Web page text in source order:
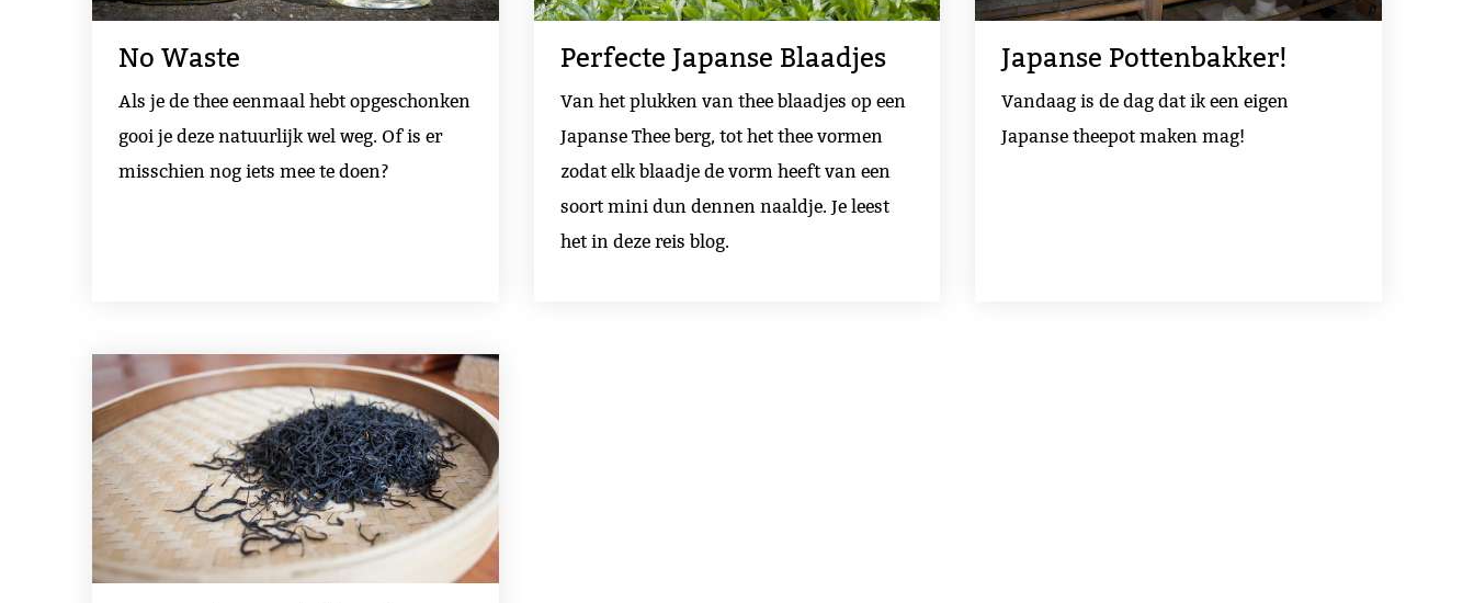
No Waste
Als je de thee eenmaal hebt opgeschonken
gooi je deze natuurlijk wel weg. Of is er
misschien nog iets mee te doen?
Perfecte Japanse Blaadjes
Van het plukken van thee blaadjes op een
Japanse Thee berg, tot het thee vormen
zodat elk blaadje de vorm heeft van een
soort mini dun dennen naaldje. Je leest
het in deze reis blog.
Japanse Pottenbakker!
Vandaag is de dag dat ik een eigen
Japanse theepot maken mag!